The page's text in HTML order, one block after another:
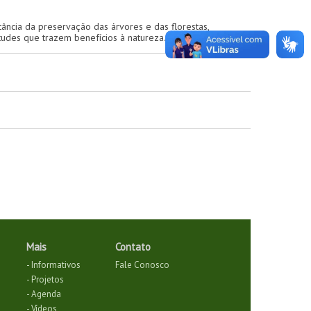
da preservação das árvores e das florestas,
que trazem benefícios à natureza.
Mais
- Informativos
- Projetos
- Agenda
- Vídeos
Contato
Fale Conosco